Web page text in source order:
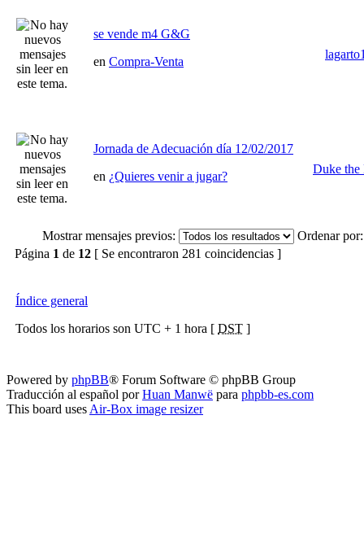
se vende m4 G&G
en Compra-Venta
Jornada de Adecuación día 12/02/2017
en ¿Quieres venir a jugar?
Duke the
Mostrar mensajes previos:
Ordenar por:
Página 1 de 12 [ Se encontraron 281 coincidencias ]
Índice general
Todos los horarios son UTC + 1 hora [ DST ]
Powered by phpBB® Forum Software © phpBB Group
Traducción al español porHuan Manwë para phpbb-es.com
This board uses Air-Box image resizer